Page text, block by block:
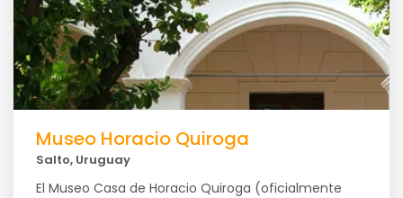
Museo Horacio Quiroga
Salto, Uruguay
El Museo Casa de Horacio Quiroga (oficialmente